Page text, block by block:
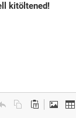
kitöltened!